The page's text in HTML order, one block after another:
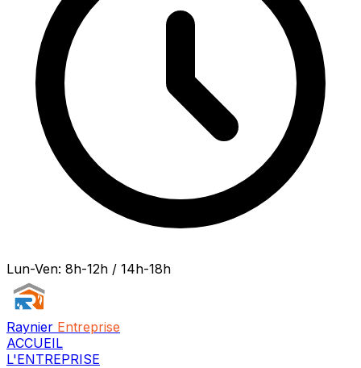
Lun-Ven: 8h-12h / 14h-18h
Raynier Entreprise
ACCUEIL
L'ENTREPRISE